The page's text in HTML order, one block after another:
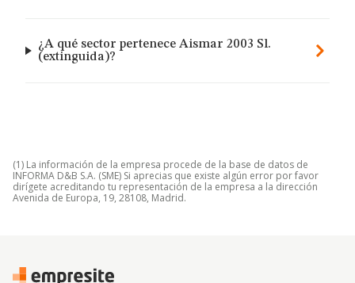
¿A qué sector pertenece Aismar 2003 Sl.
(extinguida)?
(1) La información de la empresa procede de la base de datos de
INFORMA D&B S.A. (SME) Si aprecias que existe algún error por favor
dirígete acreditando tu representación de la empresa a la dirección
Avenida de Europa, 19, 28108, Madrid.